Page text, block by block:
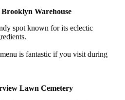
Warehouse
spot known for its eclectic
is fantastic if you visit during
Lawn Cemetery